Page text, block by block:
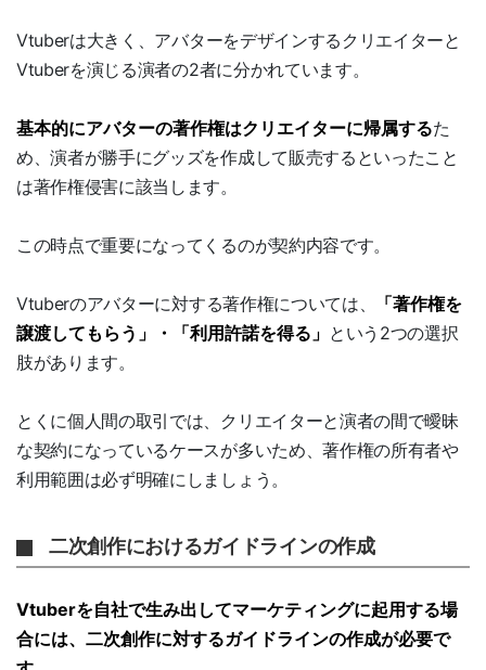
Vtuberは大きく、アバターをデザインするクリエイターと
Vtuberを演じる演者の2者に分かれています。
基本的にアバターの著作権はクリエイターに帰属するた
め、演者が勝手にグッズを作成して販売するといったこと
は著作権侵害に該当します。
この時点で重要になってくるのが契約内容です。
Vtuberのアバターに対する著作権については、
「著作権を
譲渡してもらう」・「利用許諾を得る」 という2つの選択
肢があります。
とくに個人間の取引では、クリエイターと演者の間で曖昧
な契約になっているケースが多いため、著作権の所有者や
利用範囲は必ず明確にしましょう。
二次創作におけるガイドラインの作成
Vtuberを自社で生み出してマーケティングに起用する場
合には、二次創作に対するガイドラインの作成が必要で